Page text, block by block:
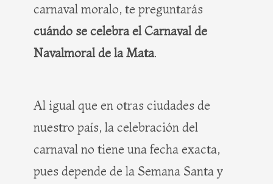
carnaval moralo, te preguntarás
cuándo se celebra el Carnaval de
Navalmoral de la Mata.
Al igual que en otras ciudades de
nuestro país, la celebración del
carnaval no tiene una fecha exacta,
pues depende de la Semana Santa y